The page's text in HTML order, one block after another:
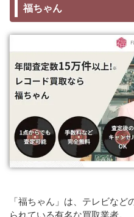
福ちゃん
「福ちゃん」は、テレビな